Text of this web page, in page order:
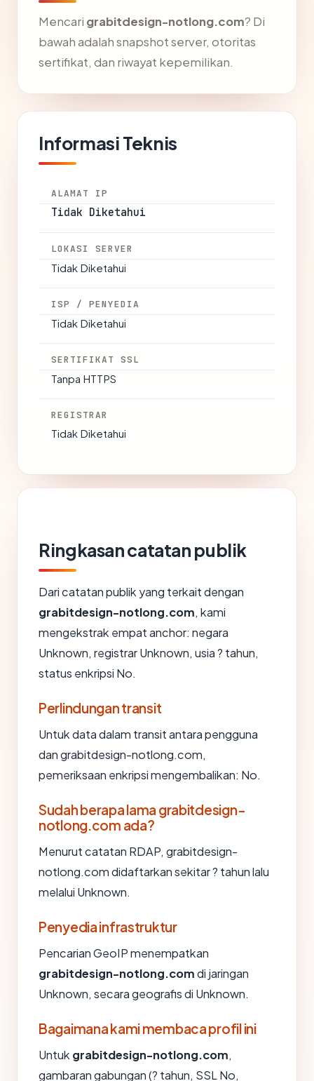
Mencari grabitdesign-notlong.com? Di
bawah adalah snapshot server, otoritas
sertifikat, dan riwayat kepemilikan.
Informasi Teknis
ALAMAT IP
Tidak Diketahui
LOKASI SERVER
Tidak Diketahui
ISP / PENYEDIA
Tidak Diketahui
SERTIFIKAT SSL
Tanpa HTTPS
REGISTRAR
Tidak Diketahui
Ringkasan catatan publik
Dari catatan publik yang terkait dengan
grabitdesign-notlong.com, kami
mengekstrak empat anchor: negara
Unknown, registrar Unknown, usia ? tahun,
status enkripsi No.
Perlindungan transit
Untuk data dalam transit antara pengguna
dan grabitdesign-notlong.com,
pemeriksaan enkripsi mengembalikan: No.
Sudah berapa lama grabitdesign-
notlong.com ada?
Menurut catatan RDAP, grabitdesign-
notlong.com didaftarkan sekitar ? tahun lalu
melalui Unknown.
Penyedia infrastruktur
Pencarian GeoIP menempatkan
grabitdesign-notlong.comdi jaringan
Unknown, secara geografis di Unknown.
Bagaimana kami membaca profil ini
Untuk grabitdesign-notlong.com,
gambaran gabungan (? tahun, SSL No,